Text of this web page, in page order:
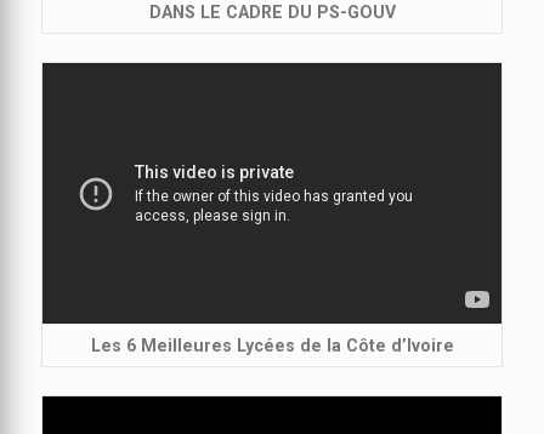
DANS LE CADRE DU PS-GOUV
Les 6 Meilleures Lycées de la Côte d’Ivoire